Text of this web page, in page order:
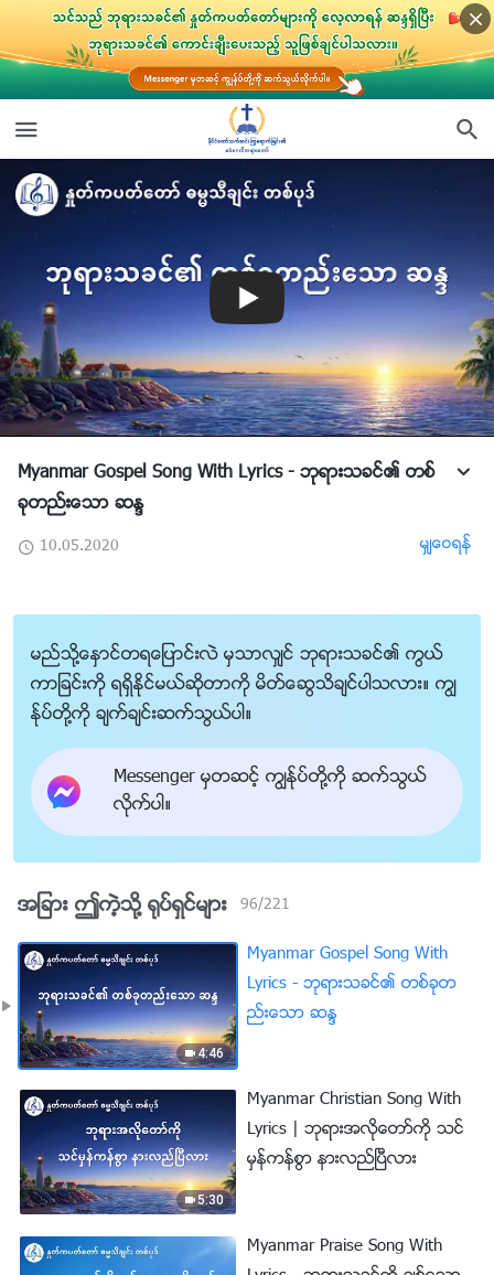
Myanmar Gospel Song With Lyrics - ဘုရားသခင္၏ တစ္
ခုတည္းေသာ ဆႏၵ
10.05.2020 မွ်ေဝရန္
မည္သို႔ေႏွာင္တရေျပာင္းလဲ မွသာလွ်င္ ဘုရားသခင္၏ ကြယ္
ကာျခင္းကို ရရွိႏိုင္မယ္ဆိုတာကို မိတ္ေဆြသိခ်င္ပါသလား။ ကြၽ
န္ုပ္တို႔ကို ခ်က္ခ်င္းဆက္သြယ္ပါ။
Messenger မွတဆင့္ ကြၽန္ုပ္တို႔ကို ဆက္သြယ္
လိုက္ပါ။
အျခား ဤကဲ့သို႔ ႐ုပ္ရွင္မ်ား 96/221
4:46
Myanmar Gospel Song With
Lyrics - ဘုရားသခင္၏ တစ္ခုတ
ည္းေသာ ဆႏၵ
5:30
Myanmar Christian Song With
Lyrics | ဘုရားအလိုေတာ္ကို သင္
မွန္ကန္စြာ နားလည္ၿပီလား
Myanmar Praise Song With